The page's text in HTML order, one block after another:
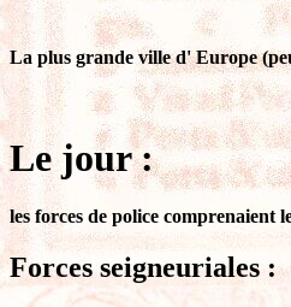
La plus grande ville d' Europe
Le jour :
les forces de police comprenaient
Forces seigneuriales :